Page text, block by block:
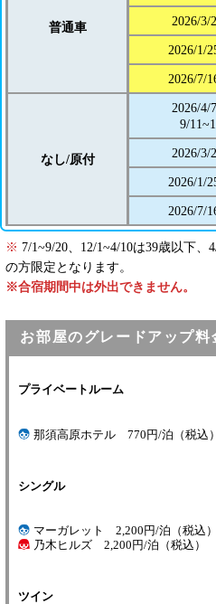
普通車 2026/3/
2026/1/
2026/7/
なし/原付
2026/4/
9/
2026/3/
2026/1/
2026/7/
※ 7/1~9/20、12/1~4/10は39歳以下、
の方限定となります。
※合宿期間中は外出できません。
お部屋のグレードアップ料
プライベートルーム
那須高原ホテル 770円/泊（税込）
シングル
マーガレット 2,200円/泊（税込）
乃木ヒルズ 2,200円/泊（税込）
ツイン